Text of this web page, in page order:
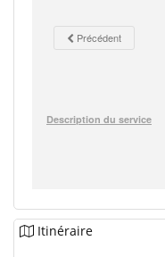
Itinéraire